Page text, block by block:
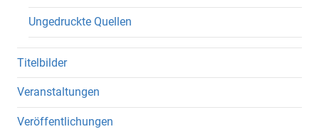
Ungedruckte Quellen
Titelbilder
Veranstaltungen
Veröffentlichungen